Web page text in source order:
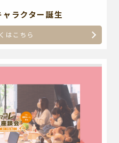
ラクター誕生
はこちら